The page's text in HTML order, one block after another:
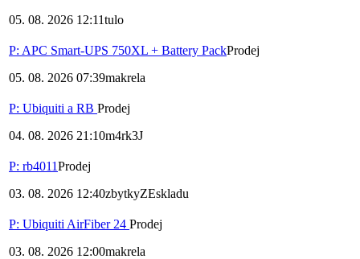
05. 08. 2026 12:11tulo
P: APC Smart-UPS 750XL + Battery PackProdej
05. 08. 2026 07:39makrela
P: Ubiquiti a RB Prodej
04. 08. 2026 21:10m4rk3J
P: rb4011Prodej
03. 08. 2026 12:40zbytkyZEskladu
P: Ubiquiti AirFiber 24 Prodej
03. 08. 2026 12:00makrela